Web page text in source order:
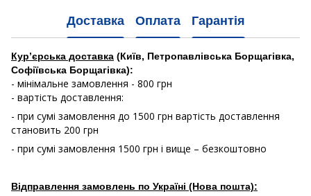
Доставка Оплата Гарантія
Кур’єрська доставка (Київ, Петропавлівська Борщагівка,
Софіївська Борщагівка):
- мінімальне замовлення - 800 грн
- вартість доставлення:
- при сумі замовлення до 1500 грн вартість доставлення
становить 200 грн
- при сумі замовлення 1500 грн і вище – безкоштовно
Відправлення замовлень по Україні (Нова пошта):